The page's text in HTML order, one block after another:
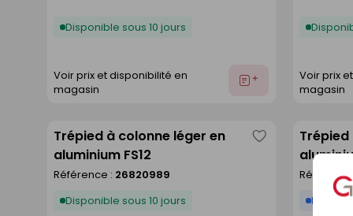
Disponible sous 10 jours
Voir prix et disponibilité en
magasin
Ajouter
Voir prix
magasin
Trépied à colonne léger en
aluminium FS12
Référence : 26820989
Disponible sous 10 jours
Enregistrer
comme
Trépied
Référence :